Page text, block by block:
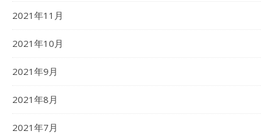
2021年11月
2021年10月
2021年9月
2021年8月
2021年7月